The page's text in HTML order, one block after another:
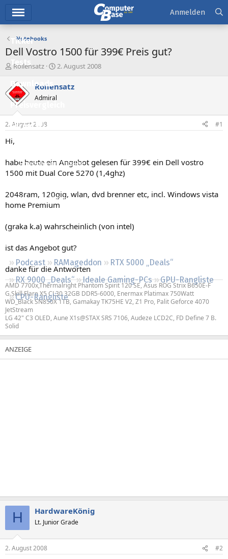
Ticker
Tests
Downloads
Preisvergleich
Forum
Aktuelles
Empfohlene Inhalte
Neueste Aktivitäten
Podcast RAMageddon
RTX 5000 „Deals“
RX 9000 „Deals“
Ideale Gaming-PCs
GPU-Rangliste
CPU-Rangliste
Anmelden
Notebooks
Dell Vostro 1500 für 399€ Preis gut?
E
s
t
e
l
e
Rollensatz
E
s
e
t
2. August 2008
Rollensatz
Admiral
2. August 2008 #1
Hi,
habe heute ein Angebot gelesen für 399€ ein Dell vostro
1500 mit Dual Core 5270 (1,4ghz)
2048ram, 120gig, wlan, dvd brenner etc, incl. Windows vista
home Premium
(graka k.a) wahrscheinlich (von intel)
ist das Angebot gut?
danke für die Antworten
AMD 7700x,Thermalright Phantom Spirit 120 SE, Asus ROG Strix B650E-F
G.Skill Flare X5 CL30 32GB DDR5-6000, Enermax Platimax 750Watt
WD_Black SN850X 1TB, Gamakay TK75HE V2, Z1 Pro, Palit Geforce 4070
JetStream
LG 42" C3 OLED, Aune X1s@STAX SRS 7106, Audeze LCD2C, FD Define 7 B.
Solid
H HardwareKönig
Lt. Junior Grade
2. August 2008 #2